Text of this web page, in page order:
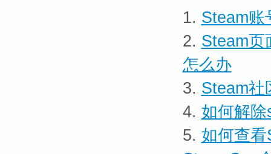
1. Steam账
2. Steam页
怎么办
3. Steam社
4. 如何解
5. 如何查